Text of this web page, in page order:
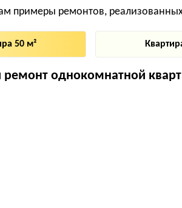
примеры ремонтов,
50 м²
однокомнатной